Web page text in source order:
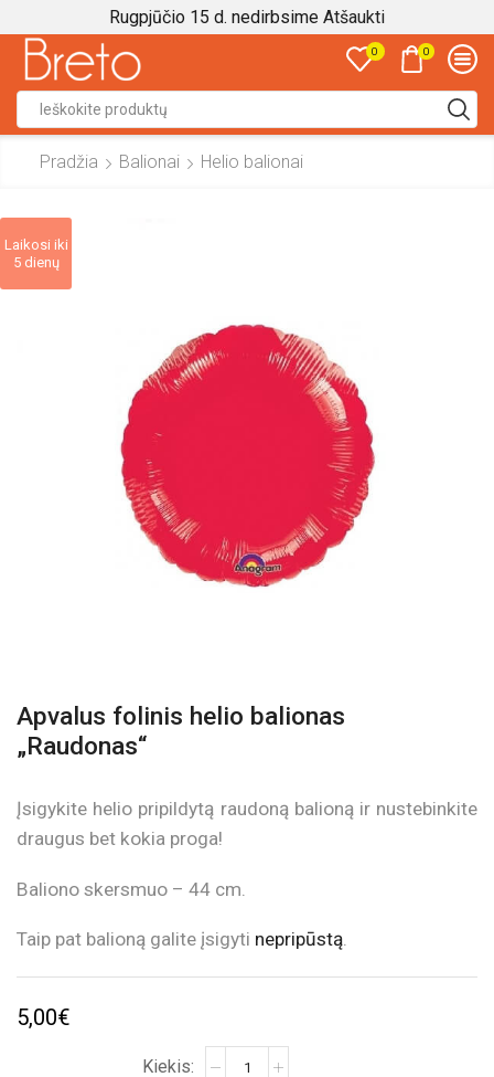
Rugpjūčio 15 d. nedirbsime Atšaukti
0 0
input
Pradžia Balionai Helio balionai
Laikosi iki
5 dienų
Apvalus folinis helio balionas
„Raudonas“
Įsigykite helio pripildytą raudoną balioną ir nustebinkite
draugus bet kokia proga!
Baliono skersmuo – 44 cm.
Taip pat balioną galite įsigyti nepripūstą.
5,00€